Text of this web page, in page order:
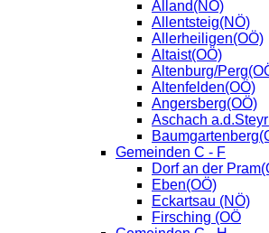
Alland(NÖ)
Allentsteig(NÖ)
Allerheiligen(OÖ)
Altaist(OÖ)
Altenburg/
Altenfelden(OÖ)
Angersberg(OÖ)
Aschach
Gemeinden C - F
Dorf an der
Eben(OÖ)
Eckartsau (NÖ)
Firsching (OÖ